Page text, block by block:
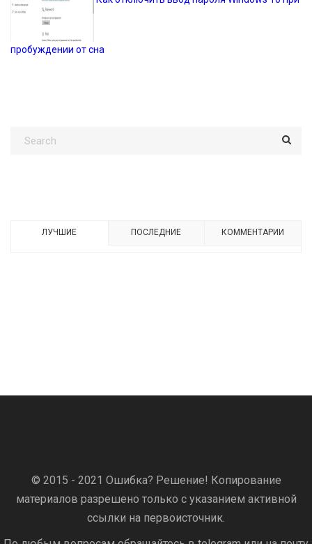
пробуждении от сна
ЛУЧШИЕ ПОСЛЕДНИЕ КОММЕНТАРИИ
© 2015 - 2021 Ошибка? Решение! Копирование
материалов разрешено только с указанием активной
ссылки на первоисточник.